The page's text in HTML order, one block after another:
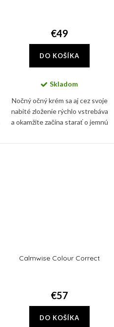
€49
DO KOŠÍKA
Skladom
Nočný očný krém sa aj cez svoje
nabité zloženie rýchlo vstrebáva
a okamžite začína starať o jemnú
Calmwise Colour Correct
€57
DO KOŠÍKA